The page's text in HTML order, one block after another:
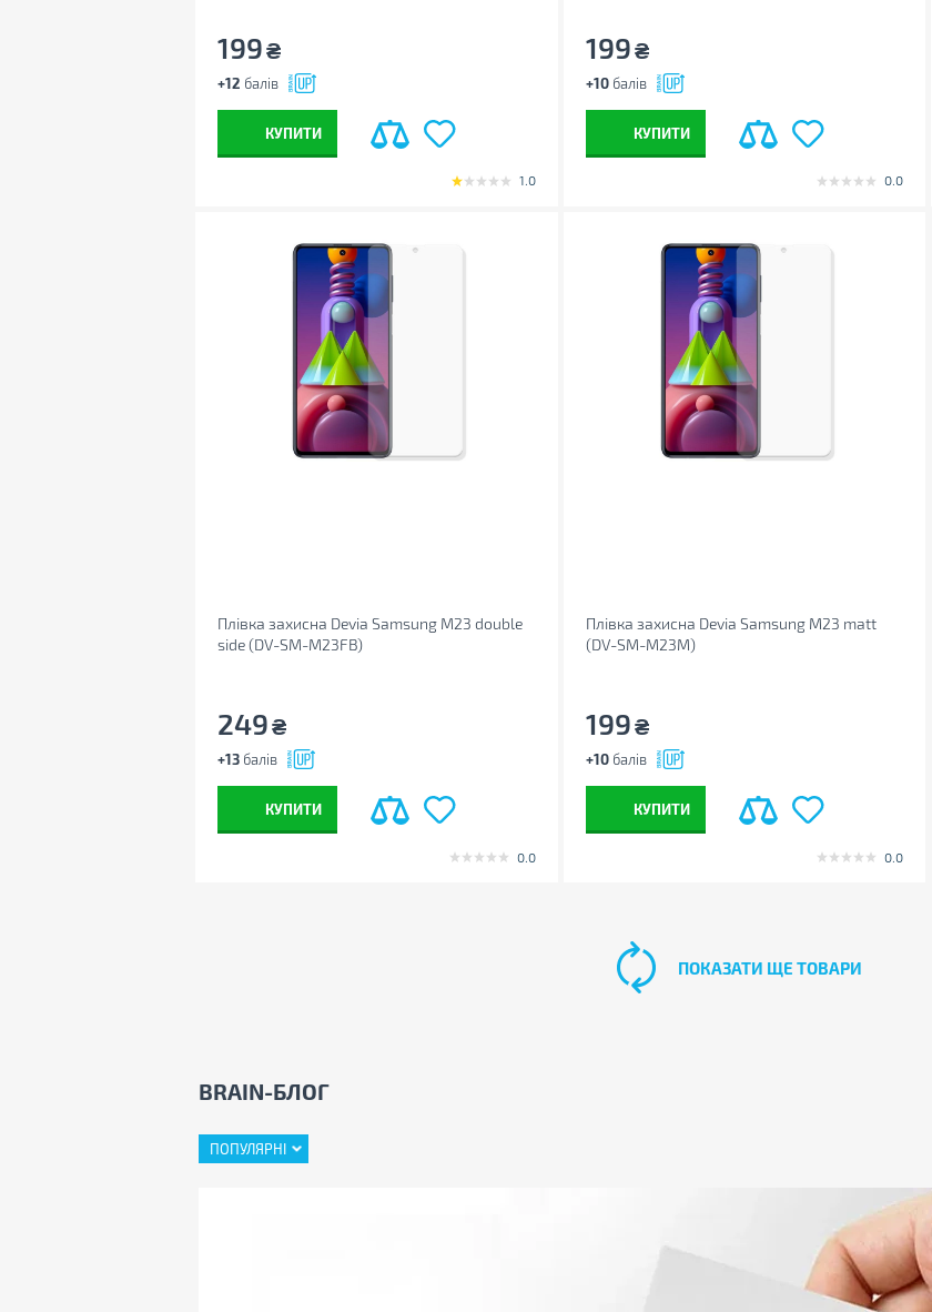
199₴
+12 балів
КУПИТИ
1.0
199₴
+10балів
КУПИТИ
0.0
Плівка захисна Devia Samsung M23 double
side (DV-SM-M23FB)
249₴
+13 балів
КУПИТИ
0.0
Плівка захисна Devia Samsung M23 matt
(DV-SM-M23M)
199₴
+10балів
КУПИТИ
0.0
ПОКАЗАТИ ЩЕ ТОВАРИ
BRAIN-БЛОГ
ПОПУЛЯРНІ